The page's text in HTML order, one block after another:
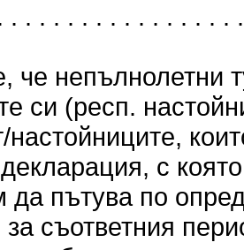
. . . . . . . . . . . . . . .
че непълнолетни
си (респ.
настойниците,
с
да пътува по
съответния